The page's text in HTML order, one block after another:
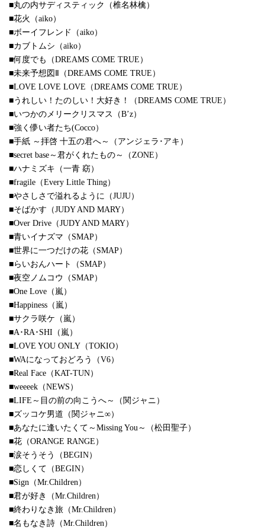
■丸の内サディスティック（椎名林檎）
■花火（aiko）
■ボーイフレンド（aiko）
■カブトムシ（aiko）
■何度でも（DREAMS COME TRUE）
■未来予想図Ⅱ（DREAMS COME TRUE）
■LOVE LOVE LOVE（DREAMS COME TRUE）
■うれしい！たのしい！大好き！（DREAMS COME TRUE）
■いつかのメリークリスマス（B’z）
■強く儚い者たち(Cocco）
■手紙 ～拝啓 十五の君へ～（アンジェラ･アキ）
■secret base～君がくれたもの～（ZONE）
■ハナミズキ（一青 窈）
■fragile（Every Little Thing）
■やさしさで溢れるように（JUJU）
■そばかす（JUDY AND MARY）
■Over Drive（JUDY AND MARY）
■青いイナズマ（SMAP）
■世界に一つだけの花（SMAP）
■らいおんハート（SMAP）
■夜空ノムコウ（SMAP）
■One Love（嵐）
■Happiness（嵐）
■サクラ咲ケ（嵐）
■A･RA･SHI（嵐）
■LOVE YOU ONLY（TOKIO）
■WAになっておどろう（V6）
■Real Face（KAT-TUN）
■weeeek（NEWS）
■LIFE～目の前の向こうへ～（関ジャニ）
■ズッコケ男道（関ジャニ∞）
■あなたに逢いたくて～Missing You～（松田聖子）
■花（ORANGE RANGE）
■涙そうそう（BEGIN）
■恋しくて（BEGIN）
■Sign（Mr.Children）
■君が好き（Mr.Children）
■終わりなき旅（Mr.Children）
■名もなき詩（Mr.Children）